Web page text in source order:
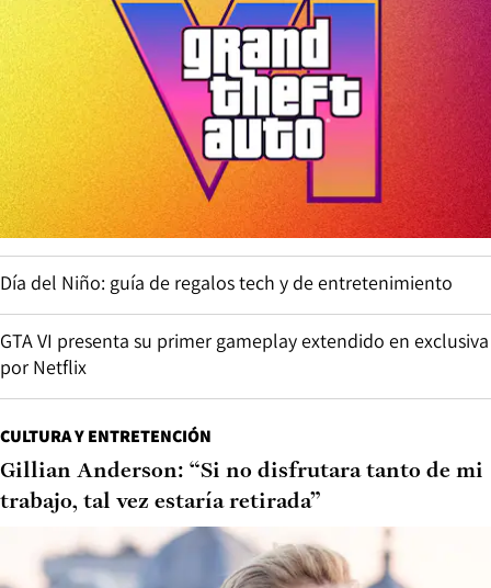
Día del Niño: guía de regalos tech y de entretenimiento
GTA VI presenta su primer gameplay extendido en exclusiva
por Netflix
CULTURA Y ENTRETENCIÓN
Gillian Anderson: “Si no disfrutara tanto de mi
trabajo, tal vez estaría retirada”